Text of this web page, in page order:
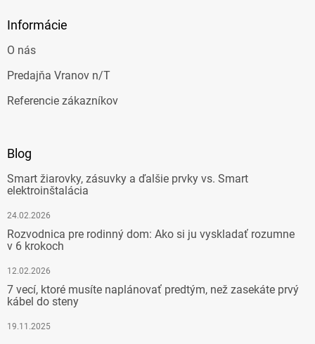
Informácie
O nás
Predajňa Vranov n/T
Referencie zákazníkov
Blog
Smart žiarovky, zásuvky a ďalšie prvky vs. Smart
elektroinštalácia
24.02.2026
Rozvodnica pre rodinný dom: Ako si ju vyskladať rozumne
v 6 krokoch
12.02.2026
7 vecí, ktoré musíte naplánovať predtým, než zasekáte prvý
kábel do steny
19.11.2025